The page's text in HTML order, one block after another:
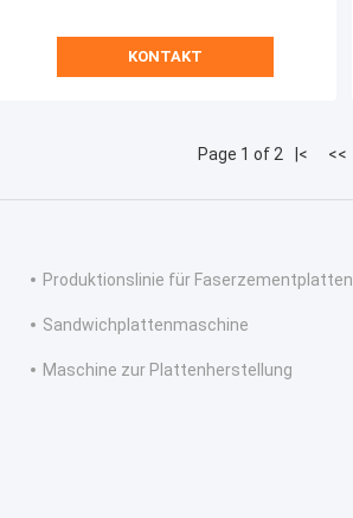
KONTAKT
Page 1 of 2 |< <<
Produktionslinie für Faserzementplatten
Sandwichplattenmaschine
Maschine zur Plattenherstellung